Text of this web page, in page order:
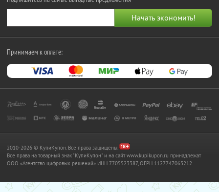
Принимаем к оплате:
2010-2026 © КупиКупон. Все права защищены.
Все права на товарный знак "КупиКупон" и на сайт www.kupikupon.ru принадлежат
OOO «Агентство цифровых решений» ИНН 7705523387, ОГРН 1127747063212